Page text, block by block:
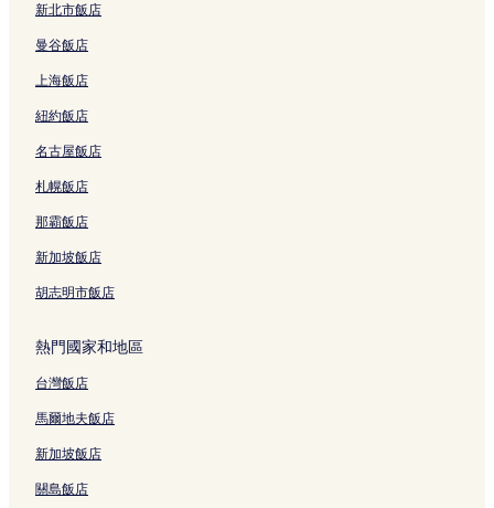
s
i
v
e
的
連
新北市飯店
曼谷飯店
上海飯店
紐約飯店
名古屋飯店
札幌飯店
那霸飯店
新加坡飯店
胡志明市飯店
熱門國家和地區
台灣飯店
馬爾地夫飯店
新加坡飯店
關島飯店